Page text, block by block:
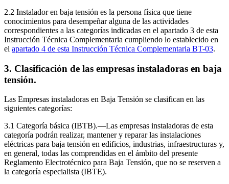
2.2 Instalador en baja tensión es la persona física que tiene
conocimientos para desempeñar alguna de las actividades
correspondientes a las categorías indicadas en el apartado 3 de esta
Instrucción Técnica Complementaria cumpliendo lo establecido en
el apartado 4 de esta Instrucción Técnica Complementaria BT-03.
3. Clasificación de las empresas instaladoras en baja
tensión.
Las Empresas instaladoras en Baja Tensión se clasifican en las
siguientes categorías:
3.1 Categoría básica (IBTB).—Las empresas instaladoras de esta
categoría podrán realizar, mantener y reparar las instalaciones
eléctricas para baja tensión en edificios, industrias, infraestructuras y,
en general, todas las comprendidas en el ámbito del presente
Reglamento Electrotécnico para Baja Tensión, que no se reserven a
la categoría especialista (IBTE).